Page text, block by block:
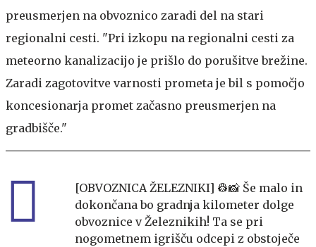
preusmerjen na obvoznico zaradi del na stari
regionalni cesti. "Pri izkopu na regionalni cesti za
meteorno kanalizacijo je prišlo do porušitve brežine.
Zaradi zagotovitve varnosti prometa je bil s pomočjo
koncesionarja promet začasno preusmerjen na
gradbišče."
[OBVOZNICA ŽELEZNIKI] 👷📸 Še malo in
dokončana bo gradnja kilometer dolge
obvoznice v Železnikih! Ta se pri
nogometnem igrišču odcepi z obstoječe